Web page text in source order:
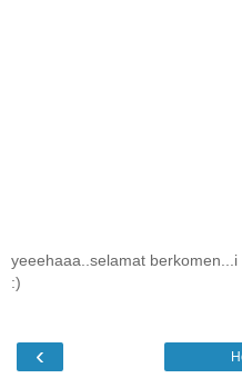
yeeehaaa..selamat
:)
‹